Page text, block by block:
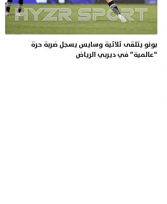
بونو يتلقى ثلاثية وسايس يسجل ضربة حرة
“عالمية” في ديربي الرياض